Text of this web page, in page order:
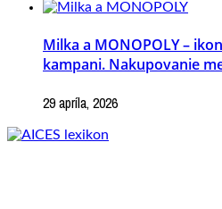
Milka a MONOPOLY –
kampani. Nakupovanie
29 apríla, 2026